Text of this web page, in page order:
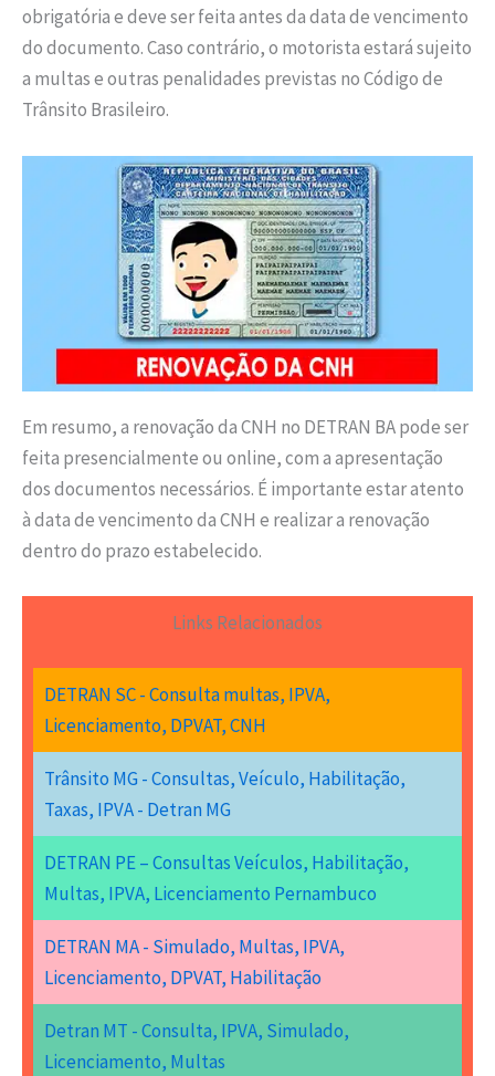
obrigatória e deve ser feita antes da data de vencimento
do documento. Caso contrário, o motorista estará sujeito
a multas e outras penalidades previstas no Código de
Trânsito Brasileiro.
Em resumo, a renovação da CNH no DETRAN BA pode ser
feita presencialmente ou online, com a apresentação
dos documentos necessários. É importante estar atento
à data de vencimento da CNH e realizar a renovação
dentro do prazo estabelecido.
Links Relacionados
DETRAN SC - Consulta multas, IPVA,
Licenciamento, DPVAT, CNH
Trânsito MG - Consultas, Veículo, Habilitação,
Taxas, IPVA - Detran MG
DETRAN PE – Consultas Veículos, Habilitação,
Multas, IPVA, Licenciamento Pernambuco
DETRAN MA - Simulado, Multas, IPVA,
Licenciamento, DPVAT, Habilitação
Detran MT - Consulta, IPVA, Simulado,
Licenciamento, Multas